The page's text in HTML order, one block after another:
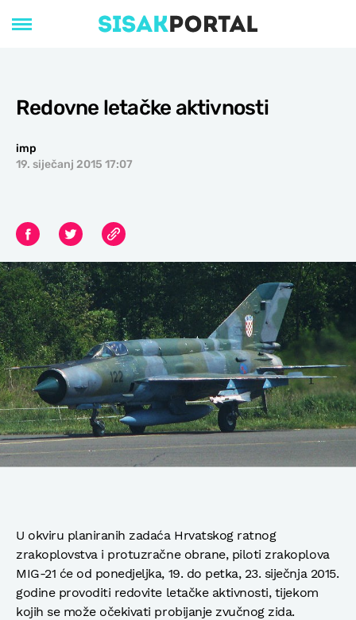
Redovne letačke aktivnosti
imp
19. siječanj 2015 17:07
U okviru planiranih zadaća Hrvatskog ratnog
zrakoplovstva i protuzračne obrane, piloti zrakoplova
MIG-21 će od ponedjeljka, 19. do petka, 23. siječnja 2015.
godine provoditi redovite letačke aktivnosti, tijekom
kojih se može očekivati probijanje zvučnog zida.